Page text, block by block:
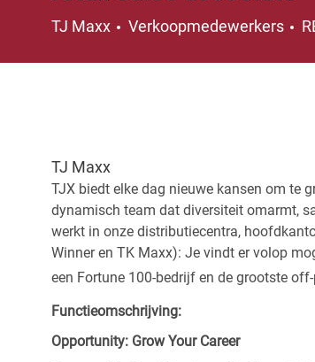
TJ Maxx Categorie
Verkoopmedewerkers
TJ Maxx
TJX biedt elke dag nieuwe kansen om te
dynamisch team dat diversiteit omarmt,
werkt in onze distributiecentra,
Winner en TK Maxx): Je vindt er volop
een Fortune 100-bedrijf en de grootste
Functieomschrijving:
Opportunity: Grow Your Career